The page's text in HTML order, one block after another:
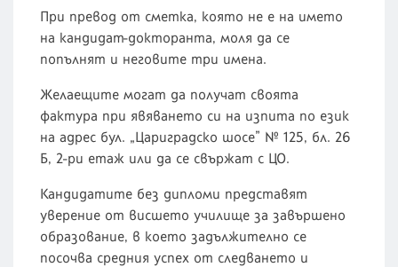
При превод от сметка, която не е на името
на кандидат-докторанта, моля да се
попълнят и неговите три имена.
Желаещите могат да получат своята
фактура при явяването си на изпита по език
на адрес бул. „Цариградско шосе” № 125, бл. 26
Б, 2-ри етаж или да се свържат с ЦО.
Кандидатите без дипломи представят
уверение от висшето училище за завършено
образование, в което задължително се
посочва средния успех от следването и